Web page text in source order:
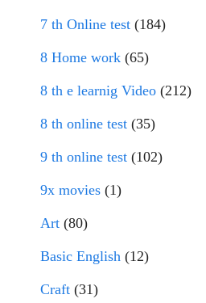
7 th Online test (184)
8 Home work (65)
8 th e learnig Video (212)
8 th online test (35)
9 th online test (102)
9x movies (1)
Art (80)
Basic English (12)
Craft (31)